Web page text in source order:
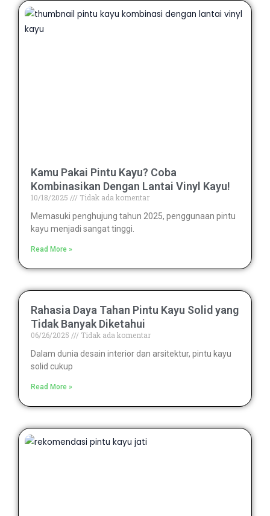
Kamu Pakai Pintu Kayu? Coba
Kombinasikan Dengan Lantai Vinyl Kayu!
10/18/2025
Tidak ada komentar
Memasuki penghujung tahun 2025, penggunaan pintu
kayu menjadi sangat tinggi.
Read More »
Rahasia Daya Tahan Pintu Kayu Solid yang
Tidak Banyak Diketahui
06/26/2025
Tidak ada komentar
Dalam dunia desain interior dan arsitektur, pintu kayu
solid cukup
Read More »